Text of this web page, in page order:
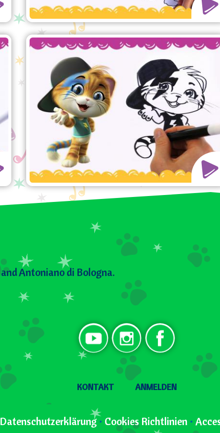
Wie man Lampo zeichnet
Viel Spaß mit diesem einfachen
Tutorial! Lerne, wie man Lampo
zeichnet, aus der TV-Show 44 Cats.
Antoniano di Bologna.
Social DE
User menu
KONTAKT ANMELDEN
Datenschutzerklärung • Cookies Richtlinien •